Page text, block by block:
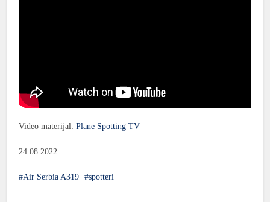
Video materijal:Plane Spotting TV
24.08.2022.
Air Serbia A319 spotteri